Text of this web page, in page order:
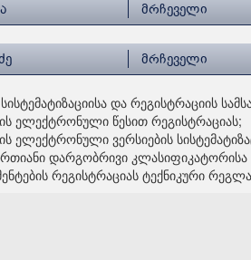
მრჩეველი
მრჩეველი
და რეგისტრაციის
ელექტრონული წესით რეგისტრაციას;
ელექტრონული ვერსიების
დარგობრივი
რეგისტრაციას ტექნიკური